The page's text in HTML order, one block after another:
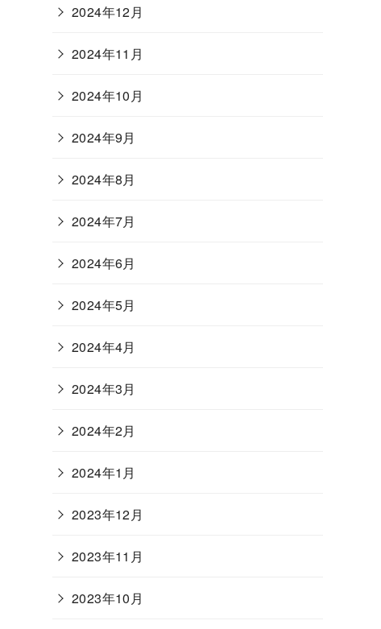
2024年12月
2024年11月
2024年10月
2024年9月
2024年8月
2024年7月
2024年6月
2024年5月
2024年4月
2024年3月
2024年2月
2024年1月
2023年12月
2023年11月
2023年10月